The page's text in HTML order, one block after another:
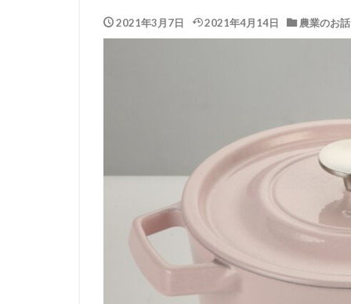
2021年3月7日 2021年4月14日 農業のお話